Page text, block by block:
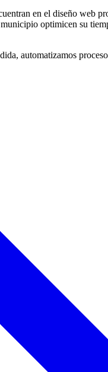
en el diseño web
optimicen su
automatizamos